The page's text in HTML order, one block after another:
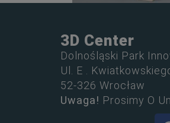
3D Center
Dolnośląski Park
Ul. E .
52-326 Wrocław
Uwaga! Prosimy O